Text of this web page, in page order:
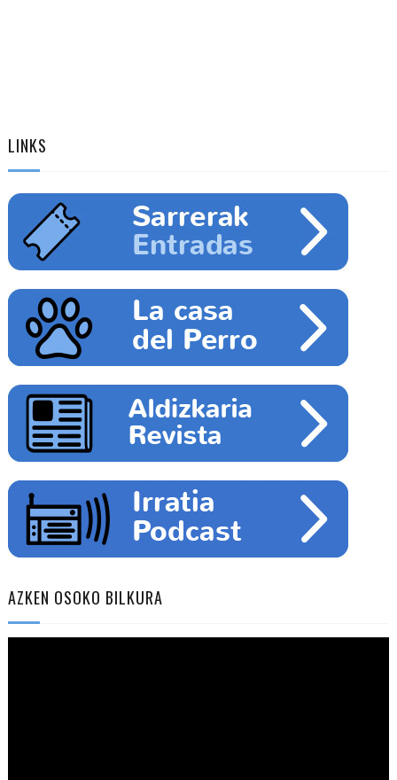
LINKS
AZKEN OSOKO BILKURA